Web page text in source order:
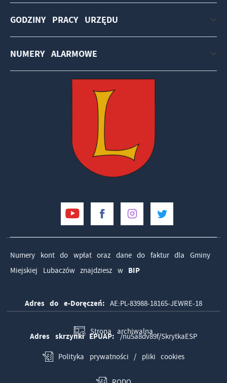
GODZINY PRACY URZĘDU
NUMERY ALARMOWE
Numery kont do wpłat oraz dane do faktur dla Gminy
Miejskiej Lubaczów znajdziesz w BIP
Adres do e-Doręczeń: AE:PL-83988-18165-JEWRE-18
Adres skrzynki EPUAP: /nu5a8dv89f/SkrytkaESP
Strona archiwalna
Polityka prywatności / pliki cookies